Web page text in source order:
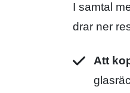
I samtal
drar ner
Att